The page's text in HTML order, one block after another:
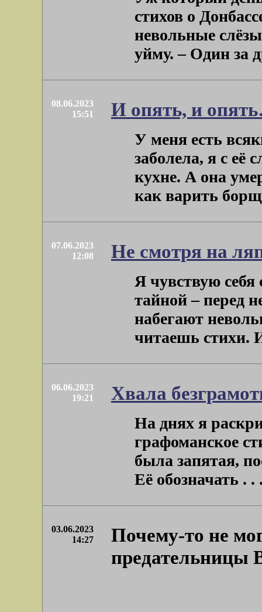
стихов о
невольные
уйму. – Один за
08.06.2023
15:51
И опять, и
У меня есть
заболела, я с её
кухне. А она
как варить
07.06.2023
12:08
Не смотря на
Я чувствую себя
тайной – перед
набегают
читаешь стихи.
06.06.2023
19:21
Хвала
На днях я
графоманское
была запятая,
Её обозначать . .
03.06.2023
14:27
Почему-то не
предательницы